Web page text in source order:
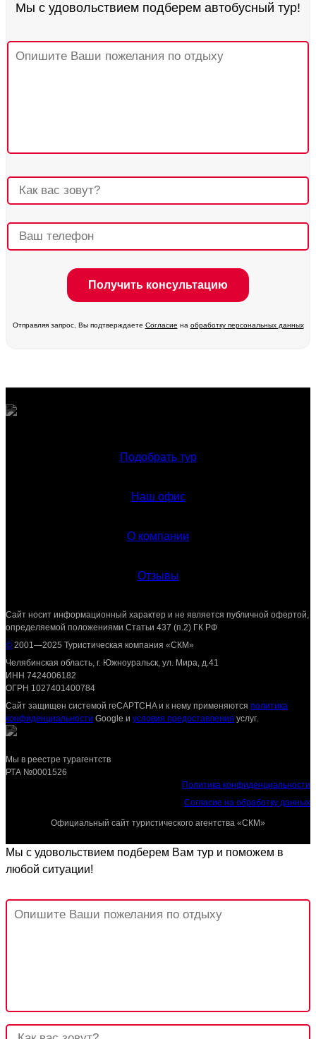
Мы с удовольствием подберем автобусный тур!
Отправляя запрос, Вы подтверждаете Согласие на обработку персональных данных
Подобрать тур
Наш офис
О компании
Отзывы
Сайт носит информационный характер и не является публичной офертой,
определяемой положениями Статьи 437 (п.2) ГК РФ
© 2001—2025 Туристическая компания «СКМ»
Челябинская область, г. Южноуральск, ул. Мира, д.41
ИНН 7424006182
ОГРН 1027401400784
Сайт защищен системой reCAPTCHA и к нему применяются политика
конфиденциальности Google и условия предоставления услуг.
Мы в реестре турагентств
РТА №0001526
Политика конфиденциальности
Согласие на обработку данных
Официальный сайт туристического агентства «СКМ»
Мы с удовольствием подберем Вам тур и поможем в
любой ситуации!